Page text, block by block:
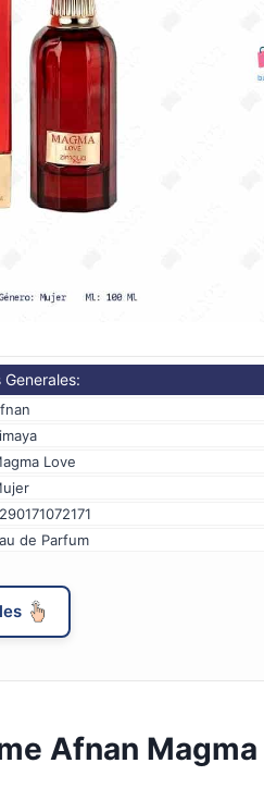
Love
de Parfum
Afnan Magma